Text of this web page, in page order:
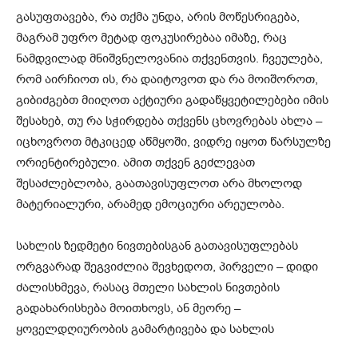
გასუფთავება, რა თქმა უნდა, არის მოწესრიგება,
მაგრამ უფრო მეტად ფოკუსირებაა იმაზე, რაც
ნამდვილად მნიშვნელოვანია თქვენთვის. ჩვეულება,
რომ აირჩიოთ ის, რა დაიტოვოთ და რა მოიშოროთ,
გიბიძგებთ მიიღოთ აქტიური გადაწყვეტილებები იმის
შესახებ, თუ რა სჭირდება თქვენს ცხოვრებას ახლა –
იცხოვროთ მტკიცედ აწმყოში, ვიდრე იყოთ წარსულზე
ორიენტირებული. ამით თქვენ გეძლევათ
შესაძლებლობა, გაათავისუფლოთ არა მხოლოდ
მატერიალური, არამედ ემოციური არეულობა.
სახლის ზედმეტი ნივთებისგან გათავისუფლებას
ორგვარად შეგვიძლია შევხედოთ, პირველი – დიდი
ძალისხმევა, რასაც მთელი სახლის ნივთების
გადახარისხება მოითხოვს, ან მეორე –
ყოველდღიურობის გამარტივება და სახლის